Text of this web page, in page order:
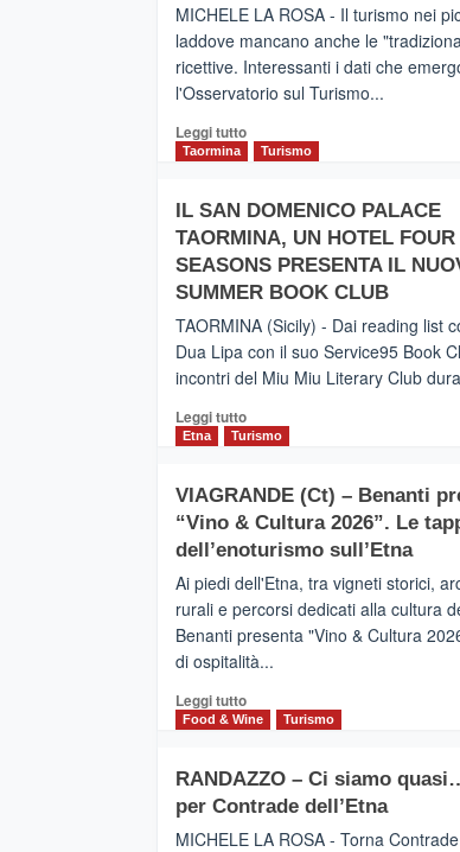
collegamento
tra
Catania
e
operato
da
MICHELE LA ROSA - Il turismo nei
laddove mancano anche le
ricettive. Interessanti i dati che
l'Osservatorio sul Turismo...
Leggi tuttoLeggi
PIEDIMONTE
ETNEO
–
Meta
privilegiata
secondo
i
di
Airbnb.
la
Valle
Alcantara
nei
primi
classifica
siciliana
Taormina Turismo
IL SAN DOMENICO PALACE
TAORMINA, UN HOTEL FOUR
SEASONS PRESENTA IL
SUMMER BOOK CLUB
TAORMINA (Sicily) - Dai reading list
Dua Lipa con il suo Service95 Book
incontri del Miu Miu Literary Club
Leggi tuttoLeggi
di
IL
SAN
DOMENICO
TAORMINA,
UN
HOTEL
FOUR
PRESENTA
IL
SUMMER
BOOK
CLUB
Etna Turismo
VIAGRANDE (Ct) – Benanti
“Vino & Cultura 2026”. Le
dell’enoturismo sull’Etna
Ai piedi dell'Etna, tra vigneti storici,
rurali e percorsi dedicati alla cultura
Benanti presenta "Vino & Cultura
di ospitalità...
Leggi tuttoLeggi
di
VIAGRANDE
(Ct)
–
Food & Wine Turismo
RANDAZZO – Ci siamo
per Contrade dell’Etna
MICHELE LA ROSA - Torna